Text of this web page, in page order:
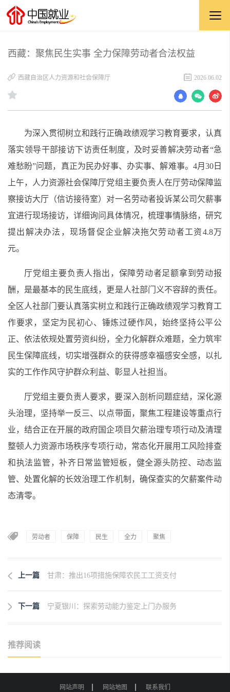
西藏：聚焦民生实事 全力保障劳动者合法权益
西藏自治区人力资源和社会保障厅 2026.06.02
为深入贯彻树立和践行正确政绩观学习教育要求，认真
落实领导干部接访下访责任制度，及时妥善解决劳动者“急
难愁盼”问题，真正为民办好事、办实事、解难事。4月30日
上午，人力资源社会保障厅党组主要负责人在厅劳动保障监
察接访大厅（信访接待室）对一名劳动者投诉某公司欠薪事
宜进行现场接访，详细询问具体情况，梳理事情脉络，研究
提出解决办法，现场督促企业解决拖欠劳动者工资4.8万
元。
厅党组主要负责人指出，保障劳动者足额拿到劳动报
酬，是最基本的民生底线，更是人社部门义不容辞的责任。
全区人社部门要认真落实树立和践行正确政绩观学习教育工
作要求，坚定为民初心、锤炼过硬作风，始终坚持公平公
正、依法依规处置劳资纠纷，全力化解群众难题，全力筑牢
民生保障底线，切实增强群众的获得感幸福感安全感，以扎
实的工作作风守护群众利益、彰显人社担当。
厅党组主要负责人要求，要深入剖析问题症结，深化源
头治理，坚持举一反三、以点带面，聚焦工程建设等重点行
业，结合正在开展的政府国企项目欠薪治理专项行动及清理
整顿人力资源市场秩序专项行动，常态化开展用工风险排查
和执法监管，补齐日常监管短板，健全源头防控、动态监
管、处置化解的长效治理工作机制，确保查实的欠薪案件动
态清零。
劳动者 保障 民生 全力 聚焦
上一篇 甘肃：推出16项措施保障农民工工资支付
下一篇 宁夏银川：探索劳动能力鉴定上门办服务
推荐阅读
网站声明 网站地图 联系我们